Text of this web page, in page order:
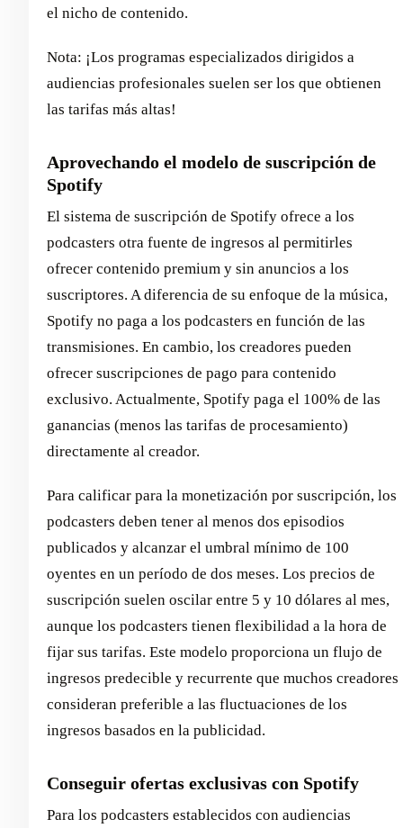
el nicho de contenido.
Nota: ¡Los programas especializados dirigidos a
audiencias profesionales suelen ser los que obtienen
las tarifas más altas!
Aprovechando el modelo de suscripción de
Spotify
El sistema de suscripción de Spotify ofrece a los
podcasters otra fuente de ingresos al permitirles
ofrecer contenido premium y sin anuncios a los
suscriptores. A diferencia de su enfoque de la música,
Spotify no paga a los podcasters en función de las
transmisiones. En cambio, los creadores pueden
ofrecer suscripciones de pago para contenido
exclusivo. Actualmente, Spotify paga el 100% de las
ganancias (menos las tarifas de procesamiento)
directamente al creador.
Para calificar para la monetización por suscripción, los
podcasters deben tener al menos dos episodios
publicados y alcanzar el umbral mínimo de 100
oyentes en un período de dos meses. Los precios de
suscripción suelen oscilar entre 5 y 10 dólares al mes,
aunque los podcasters tienen flexibilidad a la hora de
fijar sus tarifas. Este modelo proporciona un flujo de
ingresos predecible y recurrente que muchos creadores
consideran preferible a las fluctuaciones de los
ingresos basados en la publicidad.
Conseguir ofertas exclusivas con Spotify
Para los podcasters establecidos con audiencias